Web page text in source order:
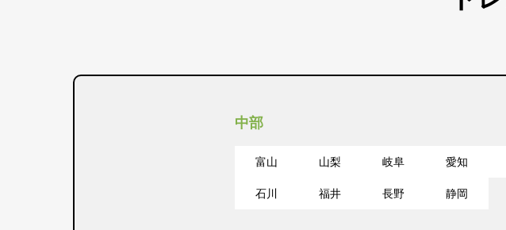
中部
富山 山梨 岐阜 愛知
石川 福井 長野 静岡